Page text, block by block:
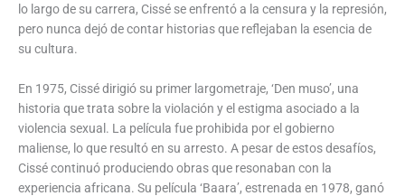
lo largo de su carrera, Cissé se enfrentó a la censura y la represión,
pero nunca dejó de contar historias que reflejaban la esencia de
su cultura.
En 1975, Cissé dirigió su primer largometraje, ‘Den muso’, una
historia que trata sobre la violación y el estigma asociado a la
violencia sexual. La película fue prohibida por el gobierno
maliense, lo que resultó en su arresto. A pesar de estos desafíos,
Cissé continuó produciendo obras que resonaban con la
experiencia africana. Su película ‘Baara’, estrenada en 1978, ganó